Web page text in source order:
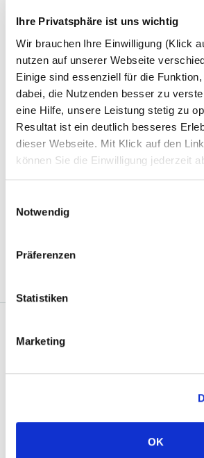
Ihre Privatsphäre ist uns wichtig
Wir brauchen Ihre Einwilligung (Klick
nutzen auf unserer Webseite
Einige sind essenziell für die
dabei, die Nutzenden besser zu
eine Hilfe, unsere Leistung stetig zu
Resultat ist ein deutlich besseres
dieser Webseite. Mit Klick auf den
können Sie die Einwilligung jederzeit
Notwendig
Präferenzen
Statistiken
Marketing
OK
Gas- oder Ölheizung
die Alternativen
Solarheizung: Heizen mit
Sonstiges
Solarwatt
Über uns
Nachhaltigkeit